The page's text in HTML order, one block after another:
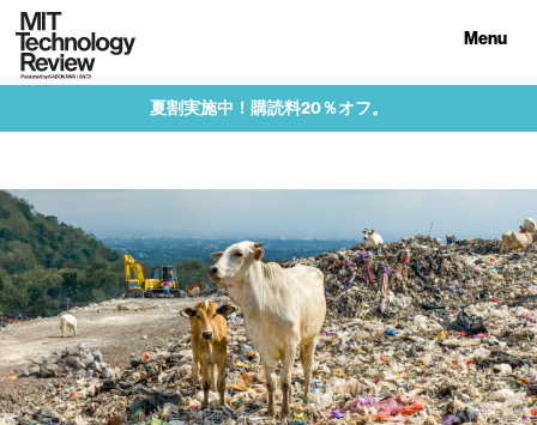
Menu
夏割実施中！購読料20％オフ。